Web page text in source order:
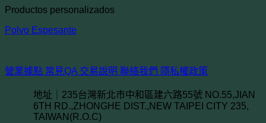
Productos personalizados
Polvo Espesante
營業據點 常見QA 交易說明 聯絡我們 隱私權政策
地址｜235台灣新北市中和區建六路55號 NO.55,JIAN
6TH RD.,ZHONGHE DIST.,NEW TAIPEI CITY 235,
TAIWAN(R.O.C)